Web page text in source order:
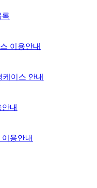
록
이용안내
이스 안내
내
용안내